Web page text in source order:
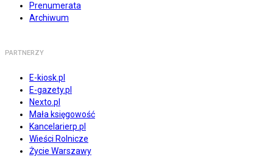
Prenumerata
Archiwum
PARTNERZY
E-kiosk.pl
E-gazety.pl
Nexto.pl
Mała księgowość
Kancelarierp.pl
Wieści Rolnicze
Życie Warszawy